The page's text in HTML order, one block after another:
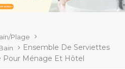
plage
Ensemble De Serviettes
Pour Ménage Et Hôtel